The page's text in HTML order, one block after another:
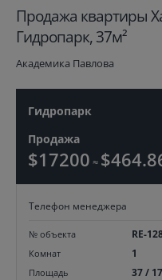
Продажа квартиры
Гидропарк, 37м²
Академика Павлова
Гидропарк
Продажа
$17200 ≈
Телефон менеджера
№ объекта RE-
Комнат 1
Площадь 37 /